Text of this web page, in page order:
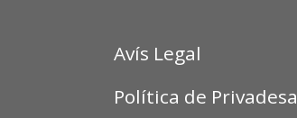
Avís Legal
Política de Privadesa